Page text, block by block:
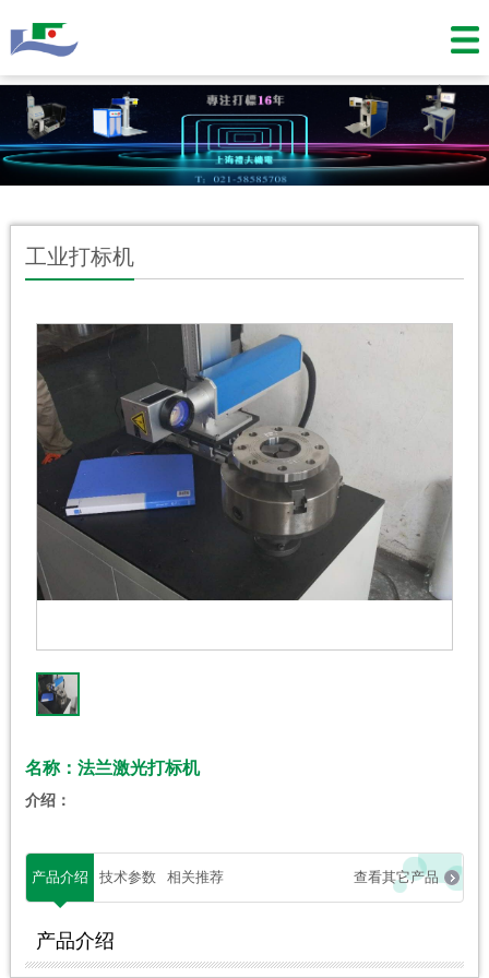
工业打标机
名称：法兰激光打标机
介绍：
产品介绍 技术参数 相关推荐 查看其它产品
产品介绍